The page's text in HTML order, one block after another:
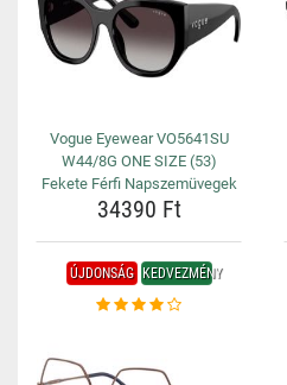
Vogue Eyewear VO5641SU
W44/8G ONE SIZE (53)
Fekete Férfi Napszemüvegek
34390 Ft
ÚJDONSÁG KEDVEZMÉNY